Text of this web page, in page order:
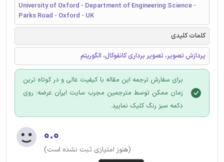
University of Oxford - Department of Engineering Science -
Parks Road - Oxford - UK
کلمات کلیدی
پردازش تصویر، تصویر برداری کانفوکال، الگوریتم
برای سفارش ترجمه این مقاله با کیفیت عالی و در کوتاه ترین
زمان ممکن توسط مترجمین مجرب سایت ایران عرضه؛ روی
دکمه سبز رنگ کلیک نمایید.
۰.۰
(هنوز امتیازی ثبت نشده است)